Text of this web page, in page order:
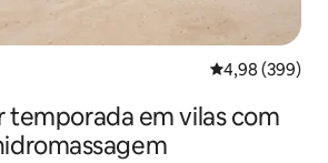
4,98 de uma
4,98 (399)
temporada em vilas com